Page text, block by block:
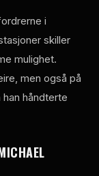
i
skiller
mulighet.
men også på
håndterte